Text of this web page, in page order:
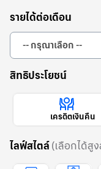
รายได้ต่อเดือน
สิทธิประโยชน์
เครดิตเงินคืน
ไลฟ์สไตล์(เลือกได้สู